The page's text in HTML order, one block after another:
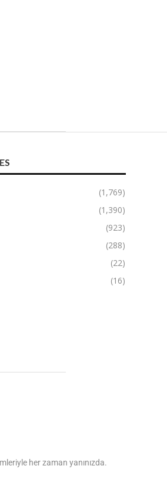
(1,769)
(1,390)
(923)
(288)
(22)
(16)
her zaman yanınızda.